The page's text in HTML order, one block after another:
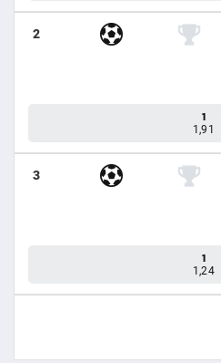
2
1
1,91
3
1
1,24